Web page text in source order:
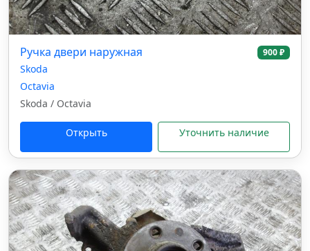
Ручка двери наружная 900 ₽
Skoda
Octavia
Skoda / Octavia
Открыть Уточнить наличие